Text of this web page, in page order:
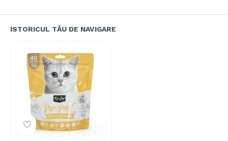
ISTORICUL TĂU DE NAVIGARE